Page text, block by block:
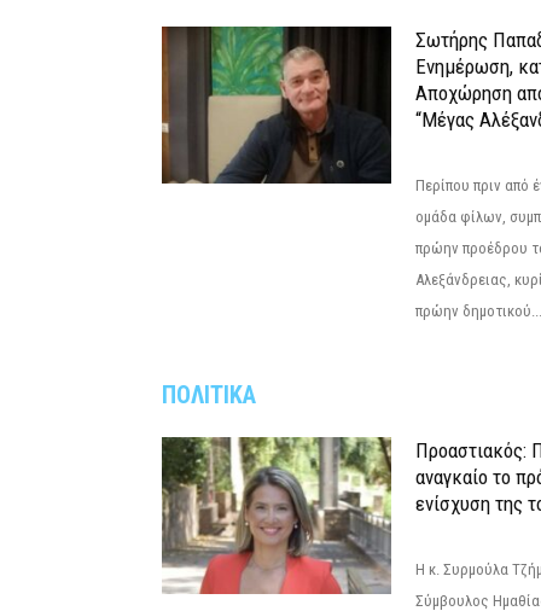
Σωτήρης
Ενημέρωση,
Αποχώρηση
“Μέγας
Περίπου πριν από
ομάδα φίλων,
πρώην προέδρου
Αλεξάνδρειας,
πρώην δημοτικού...
ΠΟΛΙΤΙΚΑ
Προαστιακός:
αναγκαίο το
ενίσχυση της
Η κ. Συρμούλα
Σύμβουλος